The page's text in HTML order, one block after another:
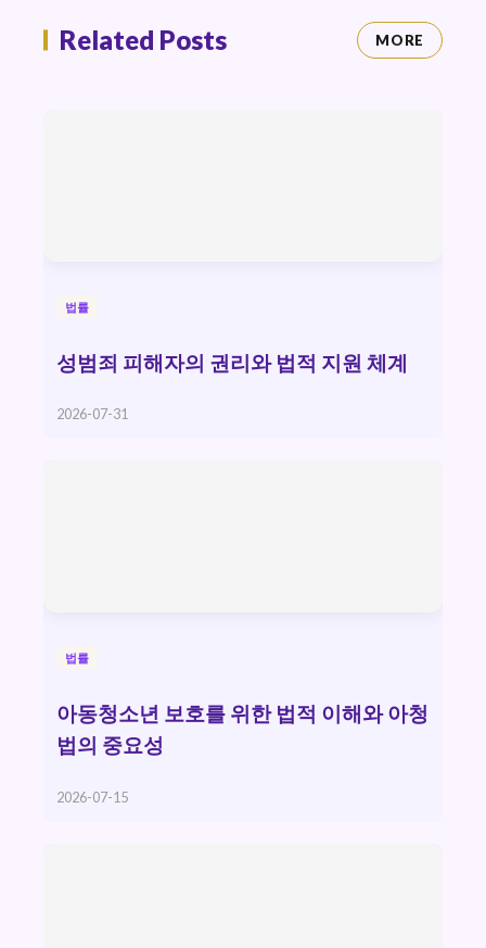
Related Posts MORE
법률
성범죄 피해자의 권리와 법적 지원 체계
2026-07-31
법률
아동청소년 보호를 위한 법적 이해와 아청
법의 중요성
2026-07-15